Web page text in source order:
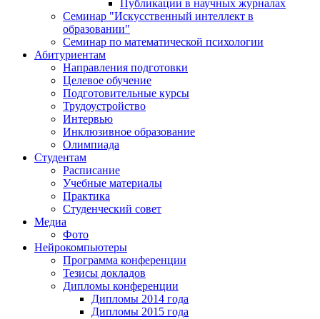
Публикации в научных журналах
Семинар "Искусственный интеллект в
образовании"
Семинар по математической психологии
Абитуриентам
Направления подготовки
Целевое обучение
Подготовительные курсы
Трудоустройство
Интервью
Инклюзивное образование
Олимпиада
Студентам
Расписание
Учебные материалы
Практика
Студенческий совет
Медиа
Фото
Нейрокомпьютеры
Программа конференции
Тезисы докладов
Дипломы конференции
Дипломы 2014 года
Дипломы 2015 года